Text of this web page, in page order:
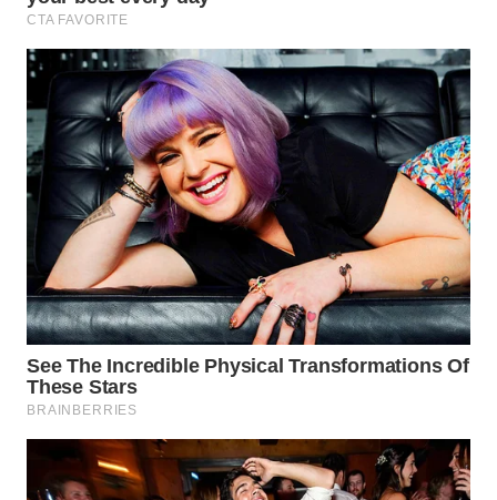
WAHANA
TRAVEL
WAHANA
TV
WAHANANEWS
ID
WAHANANEWS
CO ID
WAHANANEWS
NET
WAHANA
SPORT